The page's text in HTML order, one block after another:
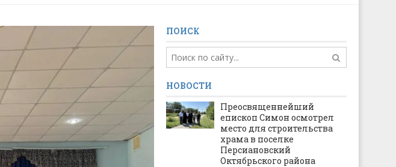
ПОИСК
НОВОСТИ
Преосвященнейший
епископ Симон осмотрел
место для строительства
храма в поселке
Персиановский
Октябрьского района